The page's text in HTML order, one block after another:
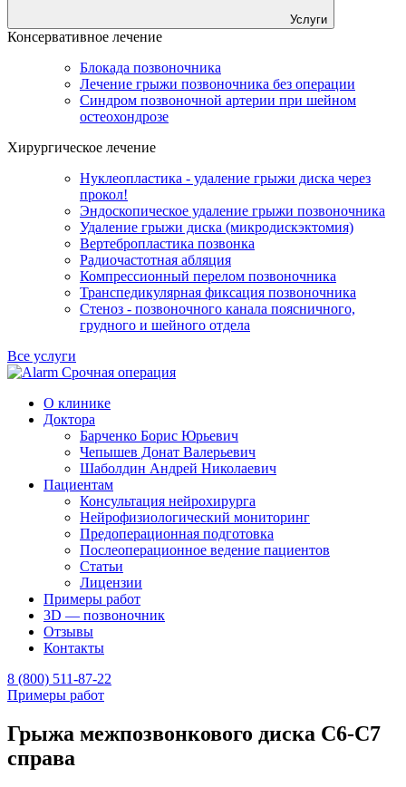
Услуги
Консервативное лечение
Блокада позвоночника
Лечение грыжи позвоночника без операции
Синдром позвоночной артерии при шейном
остеохондрозе
Хирургическое лечение
Нуклеопластика - удаление грыжи диска через
прокол!
Эндоскопическое удаление грыжи позвоночника
Удаление грыжи диска (микродискэктомия)
Вертебропластика позвонка
Радиочастотная абляция
Компрессионный перелом позвоночника
Транспедикулярная фиксация позвоночника
Стеноз - позвоночного канала поясничного,
грудного и шейного отдела
Все услуги
Срочная операция
О клинике
Доктора
Барченко Борис Юрьевич
Чепышев Донат Валерьевич
Шаболдин Андрей Николаевич
Пациентам
Консультация нейрохирурга
Нейрофизиологический мониторинг
Предоперационная подготовка
Послеоперационное ведение пациентов
Статьи
Лицензии
Примеры работ
3D — позвоночник
Отзывы
Контакты
8 (800) 511-87-22
Примеры работ
Грыжа межпозвонкового диска С6-С7
справа